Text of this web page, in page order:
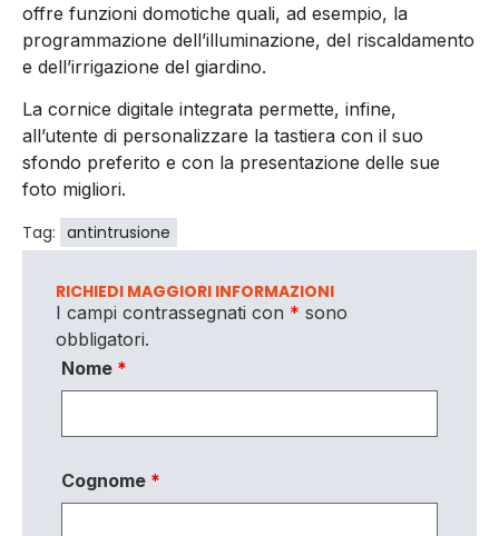
offre funzioni domotiche quali, ad esempio, la
programmazione dell’illuminazione, del riscaldamento
e dell’irrigazione del giardino.
La cornice digitale integrata permette, infine,
all’utente di personalizzare la tastiera con il suo
sfondo preferito e con la presentazione delle sue
foto migliori.
Tag: antintrusione
RICHIEDI MAGGIORI INFORMAZIONI
I campi contrassegnati con * sono
obbligatori.
Nome *
Cognome *